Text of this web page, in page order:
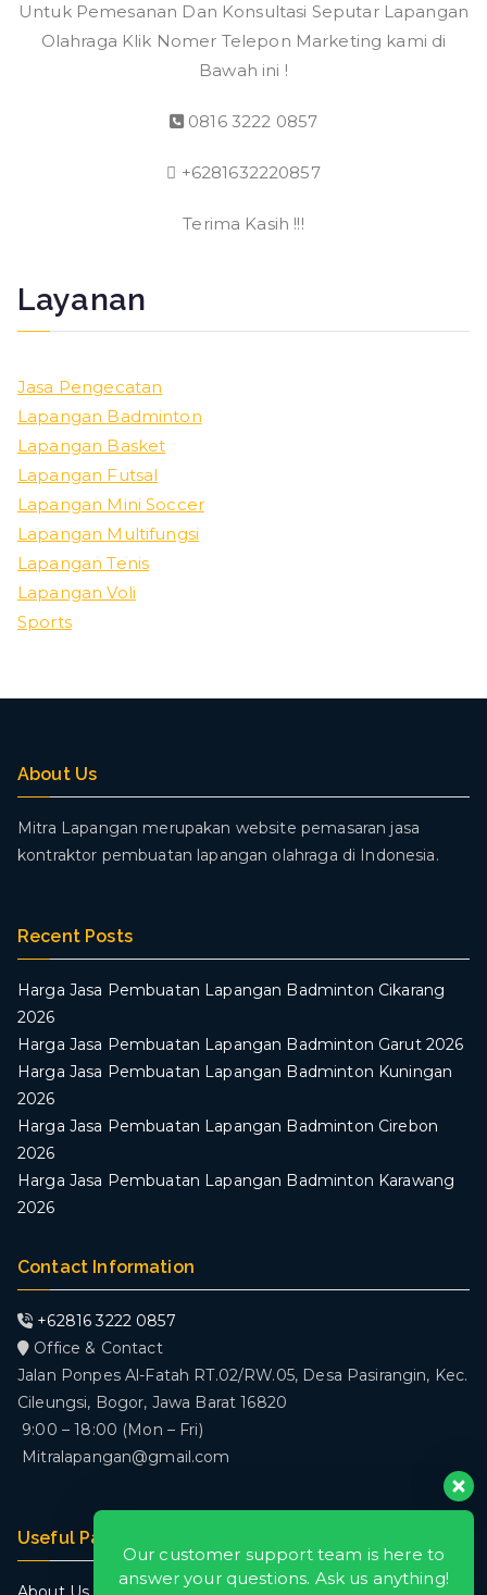
Untuk Pemesanan Dan Konsultasi Seputar Lapangan
Olahraga Klik Nomer Telepon Marketing kami di
Bawah ini !
0816 3222 0857
+6281632220857
Terima Kasih !!!
Layanan
Jasa Pengecatan
Lapangan Badminton
Lapangan Basket
Lapangan Futsal
Lapangan Mini Soccer
Lapangan Multifungsi
Lapangan Tenis
Lapangan Voli
Sports
About Us
Mitra Lapangan merupakan website pemasaran jasa
kontraktor pembuatan lapangan olahraga di Indonesia.
Recent Posts
Harga Jasa Pembuatan Lapangan Badminton Cikarang
2026
Harga Jasa Pembuatan Lapangan Badminton Garut 2026
Harga Jasa Pembuatan Lapangan Badminton Kuningan
2026
Harga Jasa Pembuatan Lapangan Badminton Cirebon
2026
Harga Jasa Pembuatan Lapangan Badminton Karawang
2026
Contact Information
+62816 3222 0857
Office & Contact
Jalan Ponpes Al-Fatah RT.02/RW.05, Desa Pasirangin, Kec.
Cileungsi, Bogor, Jawa Barat 16820
9:00 – 18:00 (Mon – Fri)
Mitralapangan@gmail.com
Useful Pages
Our customer support team is here to
answer your questions. Ask us anything!